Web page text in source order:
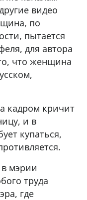
видео
по
пытается
для автора
что женщина
кадром кричит
и в
купаться,
мэрии
труда
где